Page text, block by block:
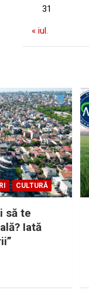
31
« iul.
CULTURĂ
să te
Iată